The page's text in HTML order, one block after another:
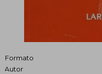
Formato
Autor